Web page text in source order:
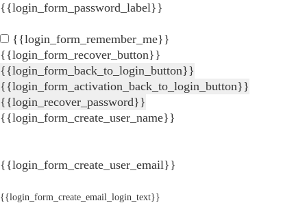
{{login_form_password_label}}
{{login_form_remember_me}}
{{login_form_recover_button}}
{{login_form_back_to_login_button}}
{{login_form_activation_back_to_login_button}}
{{login_recover_password}}
{{login_form_create_user_name}}
{{login_form_create_user_email}}
{{login_form_create_email_login_text}}